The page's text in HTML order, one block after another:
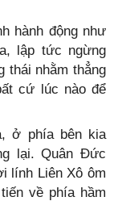
hành động như
lập tức ngừng
thái nhằm thẳng
cứ lúc nào để
ở phía bên kia
lại. Quân Đức
lính Liên Xô ôm
về phía hầm